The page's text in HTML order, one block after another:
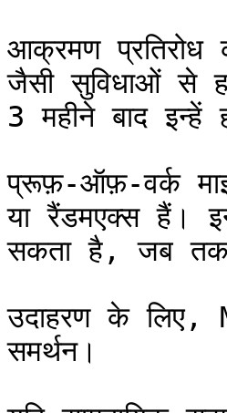
आक्रमण प्रतिरोध
जैसी सुविधाओं से
3 महीने बाद इन्हें
प्रूफ़-ऑफ़-वर्क
या रैंडमएक्स हैं।
सकता है, जब तक
उदाहरण के लिए,
समर्थन।